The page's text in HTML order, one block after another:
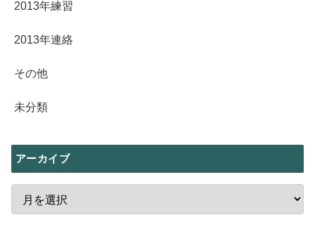
2013年練習
2013年連絡
その他
未分類
アーカイブ